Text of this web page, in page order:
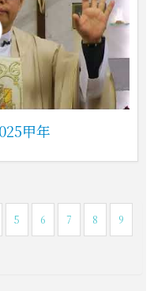
甲年
5 6 7 8 9